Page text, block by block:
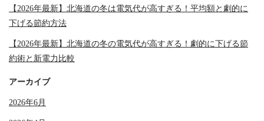
【2026年最新】北海道の冬は電気代が高すぎる！平均額と劇的に
下げる節約方法
【2026年最新】北海道の冬の電気代が高すぎる！劇的に下げる節
約術と新電力比較
アーカイブ
2026年6月